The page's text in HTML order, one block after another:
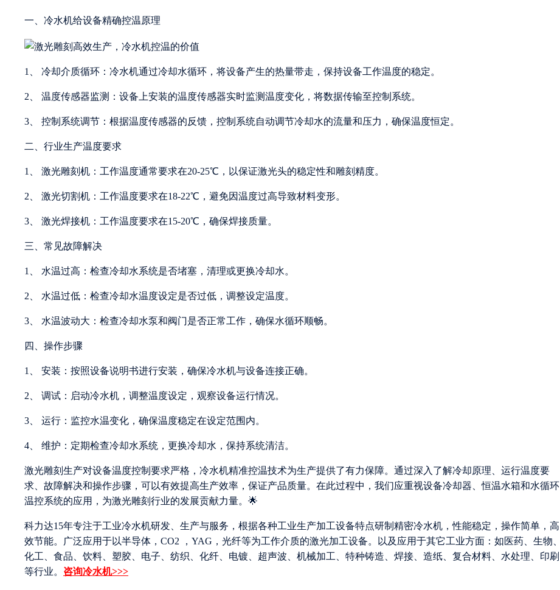
一、冷水机给设备精确控温原理
1、 冷却介质循环：冷水机通过冷却水循环，将设备产生的热量带走，保持设备工作温度的稳定。
2、 温度传感器监测：设备上安装的温度传感器实时监测温度变化，将数据传输至控制系统。
3、 控制系统调节：根据温度传感器的反馈，控制系统自动调节冷却水的流量和压力，确保温度恒定。
二、行业生产温度要求
1、 激光雕刻机：工作温度通常要求在20-25℃，以保证激光头的稳定性和雕刻精度。
2、 激光切割机：工作温度要求在18-22℃，避免因温度过高导致材料变形。
3、 激光焊接机：工作温度要求在15-20℃，确保焊接质量。
三、常见故障解决
1、 水温过高：检查冷却水系统是否堵塞，清理或更换冷却水。
2、 水温过低：检查冷却水温度设定是否过低，调整设定温度。
3、 水温波动大：检查冷却水泵和阀门是否正常工作，确保水循环顺畅。
四、操作步骤
1、 安装：按照设备说明书进行安装，确保冷水机与设备连接正确。
2、 调试：启动冷水机，调整温度设定，观察设备运行情况。
3、 运行：监控水温变化，确保温度稳定在设定范围内。
4、 维护：定期检查冷却水系统，更换冷却水，保持系统清洁。
激光雕刻生产对设备温度控制要求严格，冷水机精准控温技术为生产提供了有力保障。通过深入了解冷却原理、运行温度要
求、故障解决和操作步骤，可以有效提高生产效率，保证产品质量。在此过程中，我们应重视设备冷却器、恒温水箱和水循环
温控系统的应用，为激光雕刻行业的发展贡献力量。🌟
科力达15年专注于工业冷水机研发、生产与服务，根据各种工业生产加工设备特点研制精密冷水机，性能稳定，操作简单，高
效节能。广泛应用于以半导体，CO2 ，YAG，光纤等为工作介质的激光加工设备。以及应用于其它工业方面：如医药、生物、
化工、食品、饮料、塑胶、电子、纺织、化纤、电镀、超声波、机械加工、特种铸造、焊接、造纸、复合材料、水处理、印刷
等行业。 咨询冷水机>>>